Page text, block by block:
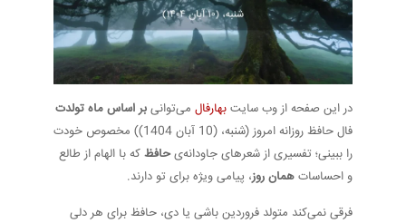
در این صفحه از وب سایت بهارفال می‌توانی بر اساس ماه تولدت
فال حافظ روزانه امروز (شنبه، (10 آبان 1404)) مخصوص خودت
را ببینی؛ تفسیری از شعرهای جاودانه‌یحافظ که با الهام از طالع
و احساسات همان روز، پیامی ویژه برای تو دارند.
فرقی نمی‌کند متولد فروردین باشی یا دی، حافظ برای هر دلی